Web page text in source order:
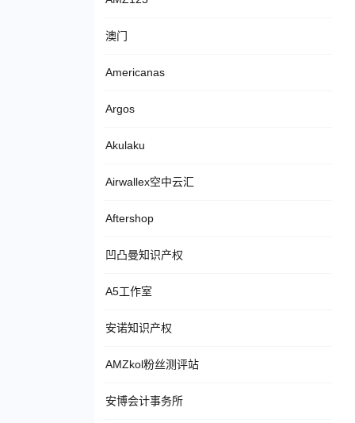
澳门
Americanas
Argos
Akulaku
Airwallex空中云汇
Aftershop
凹凸曼知识产权
A5工作室
安诺知识产权
AMZkol粉丝测评站
安博会计事务所